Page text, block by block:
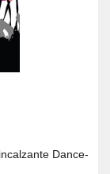
Dance-